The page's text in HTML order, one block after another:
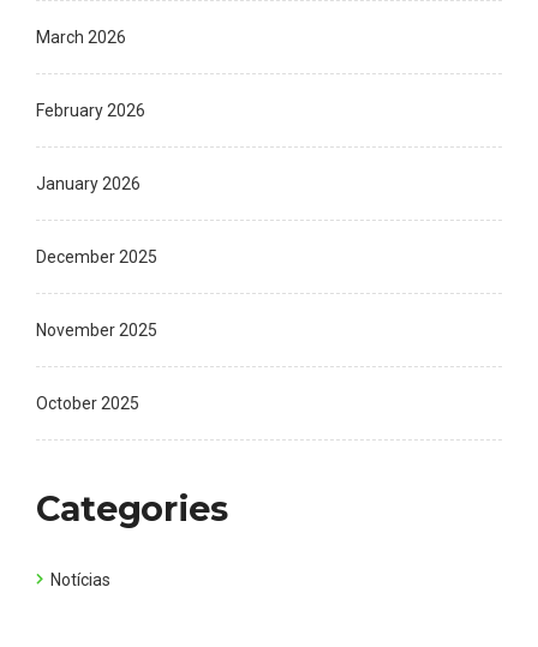
March 2026
February 2026
January 2026
December 2025
November 2025
October 2025
Categories
Notícias